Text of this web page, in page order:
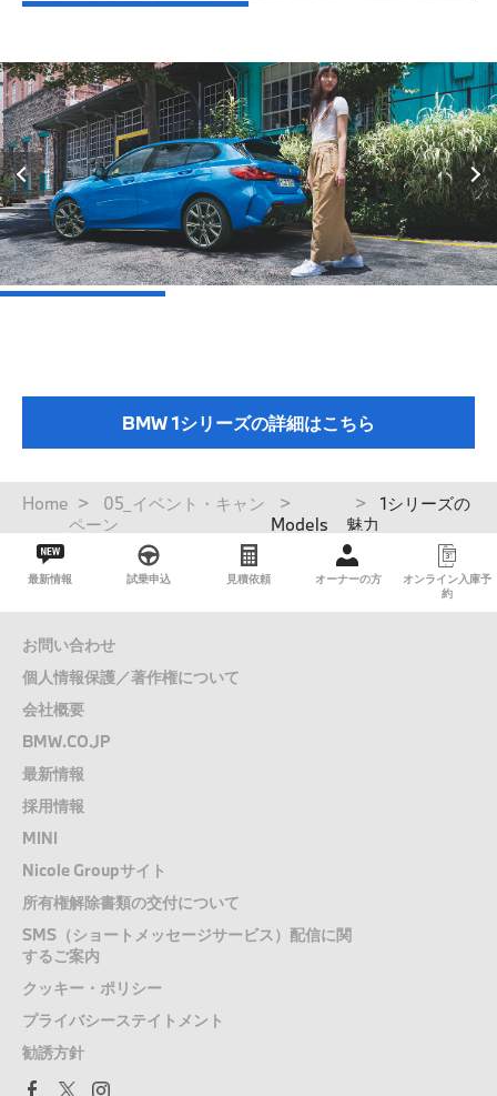
BMW 1シリーズの詳細はこちら
パ
く
Home
05_イベント・キャン
ペーン
Models
1シリーズの
魅力
最新情報 試乗申込 見積依頼 オーナーの方
オンライン入庫予
約
お問い合わせ
個人情報保護／著作権について
会社概要
BMW.CO.JP
最新情報
採用情報
MINI
Nicole Groupサイト
所有権解除書類の交付について
SMS（ショートメッセージサービス）配信に関
するご案内
クッキー・ポリシー
プライバシーステイトメント
勧誘方針